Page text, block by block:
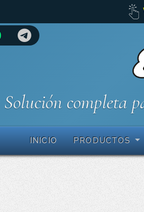
completa
INICIO PRODUCTOS